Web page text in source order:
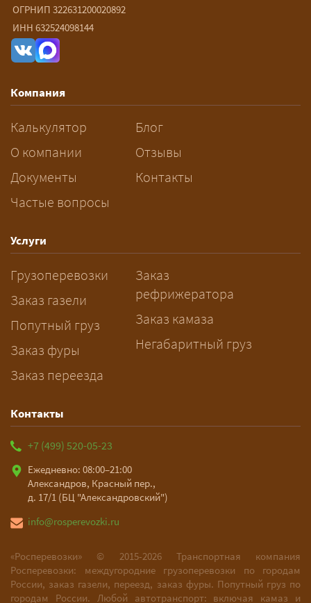
— От 90 ₽/км. Точная стоимость
рассчитывается индивидуально:
влияют габариты и вес груза,
разрешений и машин
сопровождения.
За сколько дней заказывать
перевозку негабарита?
— Заранее: только оформление
рабочих дней. Оставьте заявку
заблаговременно — логист
рассчитает маршрут и запустит
подготовку документов.
ОГРНИП 322631200020892
ИНН 632524098144
Компания
Калькулятор
О компании
Документы
Частые вопросы
Блог
Отзывы
Контакты
Услуги
Грузоперевозки
Заказ газели
Попутный груз
Заказ фуры
Заказ переезда
Заказ
рефрижератора
Заказ камаза
Негабаритный груз
Контакты
+7 (499) 520-05-23
Ежедневно: 08:00–21:00
Александров, Красный пер.,
д. 17/1 (БЦ "Александровский")
info@rosperevozki.ru
«Росперевозки» © 2015-2026
Транспортная компания
Росперевозки: междугородние грузоперевозки по городам
России, заказ газели, переезд, заказ фуры. Попутный груз по
городам России. Любой автотранспорт: включая камаз и